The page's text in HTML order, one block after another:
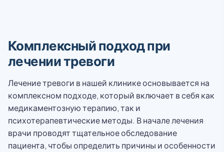
Комплексный подход при
лечении тревоги
Лечение тревоги в нашей клинике основывается на
комплексном подходе, который включает в себя как
медикаментозную терапию, так и
психотерапевтические методы. В начале лечения
врачи проводят тщательное обследование
пациента, чтобы определить причины и особенности